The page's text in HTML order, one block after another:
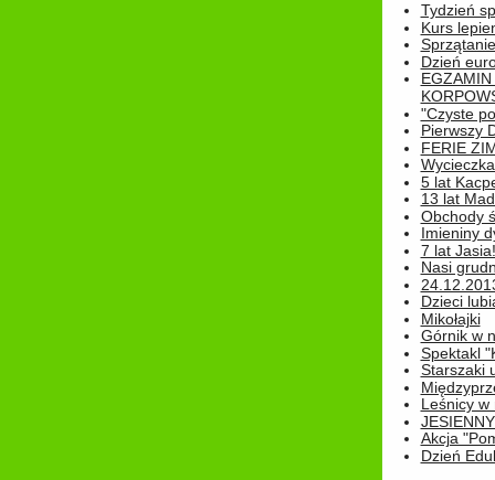
Tydzień
Kurs
Dzień
"Czyste
Pierwszy
FERIE
5 lat
13 lat
Obchody
Imieniny
7 lat Jasia!
Nasi
Dzieci
Mikołajki
Górnik w
Spektakl
Starszaki
Leśnicy w
Akcja
Dzień